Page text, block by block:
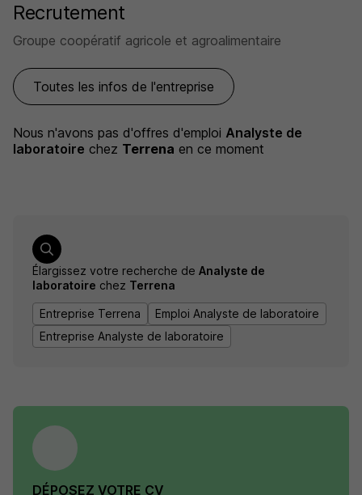
Recrutement
Groupe coopératif agricole et agroalimentaire
Toutes les infos de l'entreprise
Nous n'avons pas d'offres d'emploi Analyste de
laboratoire chez Terrena en ce moment
Élargissez votre recherche de Analyste de
laboratoire chez Terrena
Entreprise Terrena
Emploi Analyste de laboratoire
Entreprise Analyste de laboratoire
DÉPOSEZ VOTRE CV